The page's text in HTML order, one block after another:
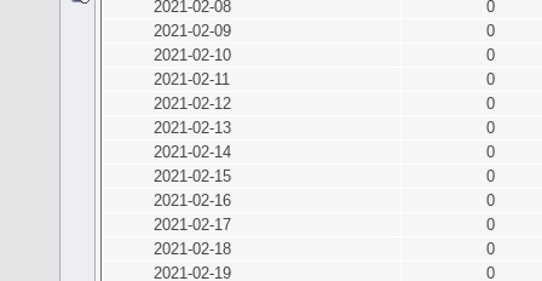
2021-02-08
0
2021-02-09
0
2021-02-10
0
2021-02-11
0
2021-02-12
0
2021-02-13
0
2021-02-14
0
2021-02-15
0
2021-02-16
0
2021-02-17
0
2021-02-18
0
2021-02-19
0